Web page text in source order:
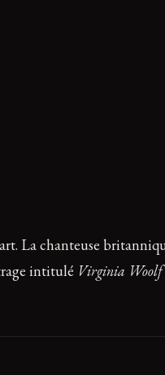
La chanteuse
intitulé Virginia